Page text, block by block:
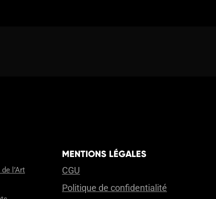
l’Art
MENTIONS LÉGALES
CGU
Politique de confidentialité